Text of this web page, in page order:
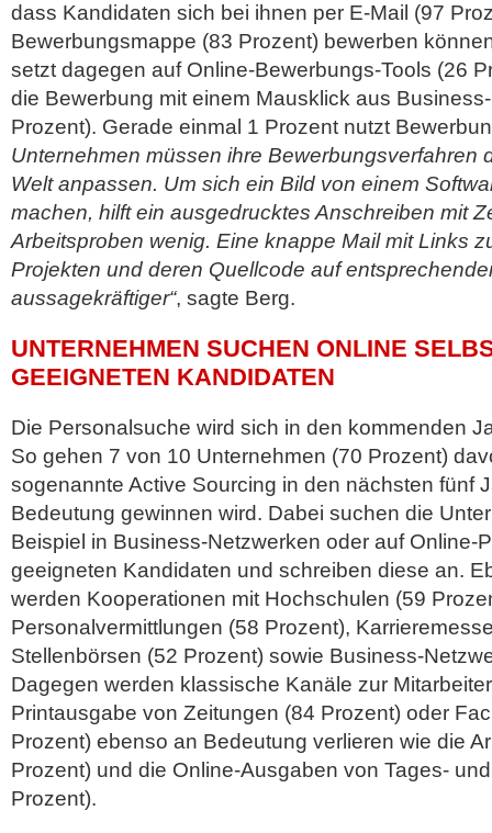
dass Kandidaten sich bei ihnen per E-Mail (97
Bewerbungsmappe (83 Prozent) bewerben
setzt dagegen auf Online-Bewerbungs-Tools (26
die Bewerbung mit einem Mausklick aus
Prozent). Gerade einmal 1 Prozent nutzt
Unternehmen müssen ihre Bewerbungsverfahren
Welt anpassen. Um sich ein Bild von einem
machen, hilft ein ausgedrucktes Anschreiben mit
Arbeitsproben wenig. Eine knappe Mail mit Links
Projekten und deren Quellcode auf
aussagekräftiger“, sagte Berg.
UNTERNEHMEN SUCHEN ONLINE
GEEIGNETEN KANDIDATEN
Die Personalsuche wird sich in den kommenden
So gehen 7 von 10 Unternehmen (70 Prozent)
sogenannte Active Sourcing in den nächsten fünf
Bedeutung gewinnen wird. Dabei suchen die
Beispiel in Business-Netzwerken oder auf Online-
geeigneten Kandidaten und schreiben diese an.
werden Kooperationen mit Hochschulen (59
Personalvermittlungen (58 Prozent),
Stellenbörsen (52 Prozent) sowie Business-
Dagegen werden klassische Kanäle zur
Printausgabe von Zeitungen (84 Prozent) oder
Prozent) ebenso an Bedeutung verlieren wie die
Prozent) und die Online-Ausgaben von Tages-
Prozent).